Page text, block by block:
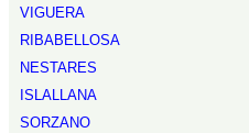
VIGUERA
RIBABELLOSA
NESTARES
ISLALLANA
SORZANO